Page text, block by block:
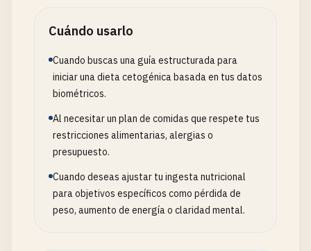
Cuándo usarlo
Cuando buscas una guía estructurada para
iniciar una dieta cetogénica basada en tus datos
biométricos.
Al necesitar un plan de comidas que respete tus
restricciones alimentarias, alergias o
presupuesto.
Cuando deseas ajustar tu ingesta nutricional
para objetivos específicos como pérdida de
peso, aumento de energía o claridad mental.